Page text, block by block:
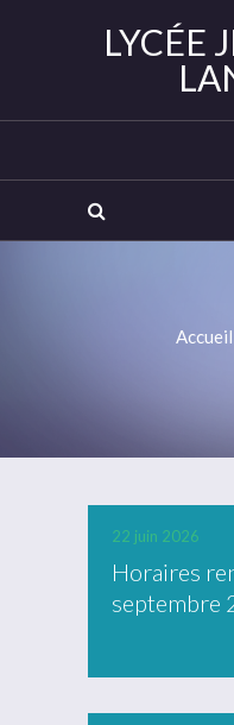
LYCÉE
Accueil
22 juin 2026
Horaires
septembre